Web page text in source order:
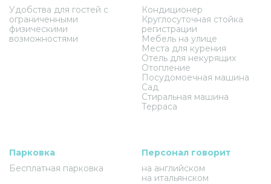
Удобства для гостей с
ограниченными
физическими
возможностями
Кондиционер
Круглосуточная стойка
регистрации
Мебель на улице
Места для курения
Отель для некурящих
Отопление
Посудомоечная машина
Сад
Стиральная машина
Терраса
Парковка
Бесплатная парковка
Персонал говорит
на английском
на итальянском